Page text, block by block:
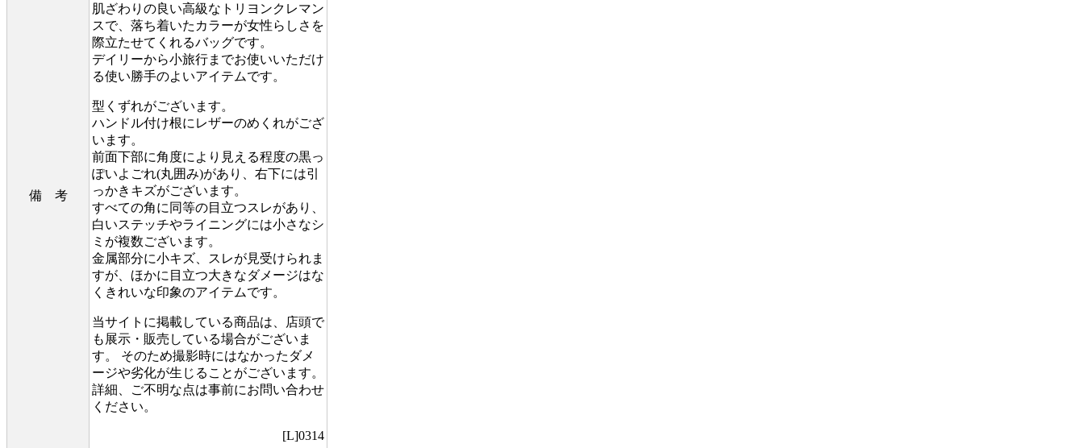
備 考
肌ざわりの良い高級なトリヨンクレマン
スで、落ち着いたカラーが女性らしさを
際立たせてくれるバッグです。
デイリーから小旅行までお使いいただけ
る使い勝手のよいアイテムです。
型くずれがございます。
ハンドル付け根にレザーのめくれがござ
います。
前面下部に角度により見える程度の黒っ
ぽいよごれ(丸囲み)があり、右下には引
っかきキズがございます。
すべての角に同等の目立つスレがあり、
白いステッチやライニングには小さなシ
ミが複数ございます。
金属部分に小キズ、スレが見受けられま
すが、ほかに目立つ大きなダメージはな
くきれいな印象のアイテムです。
当サイトに掲載している商品は、店頭で
も展示・販売している場合がございま
す。 そのため撮影時にはなかったダメ
ージや劣化が生じることがございます。
詳細、ご不明な点は事前にお問い合わせ
ください。
[L]0314